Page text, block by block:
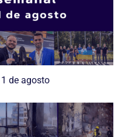
de agosto